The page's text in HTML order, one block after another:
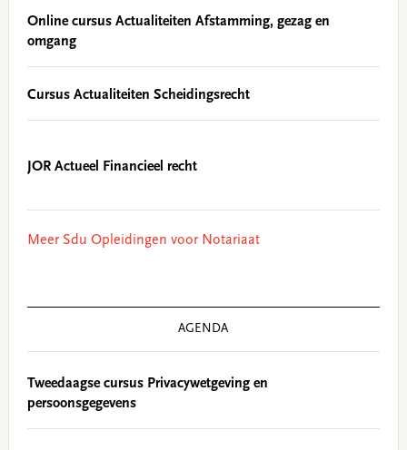
Online cursus Actualiteiten Afstamming, gezag en
omgang
Cursus Actualiteiten Scheidingsrecht
JOR Actueel Financieel recht
Meer Sdu Opleidingen voor Notariaat
AGENDA
Tweedaagse cursus Privacywetgeving en
persoonsgegevens